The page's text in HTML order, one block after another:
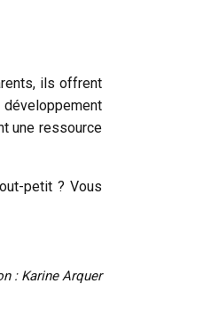
ils offrent
une ressource
petit ? Vous
: Karine Arquer